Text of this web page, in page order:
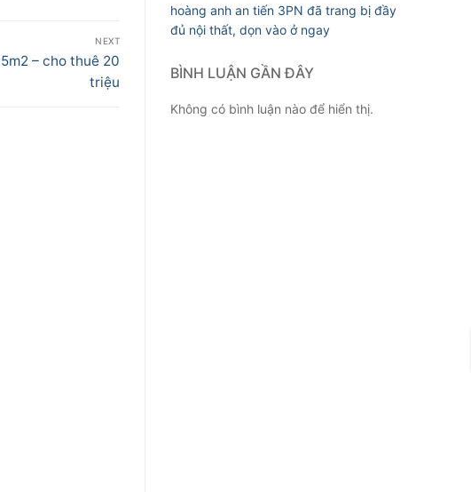
NEXT
– cho thuê 20
triệu
hoàng anh an tiến 3PN đã trang bị đầy
đủ nội thất, dọn vào ở ngay
BÌNH LUẬN GẦN ĐÂY
Không có bình luận nào để hiển thị.